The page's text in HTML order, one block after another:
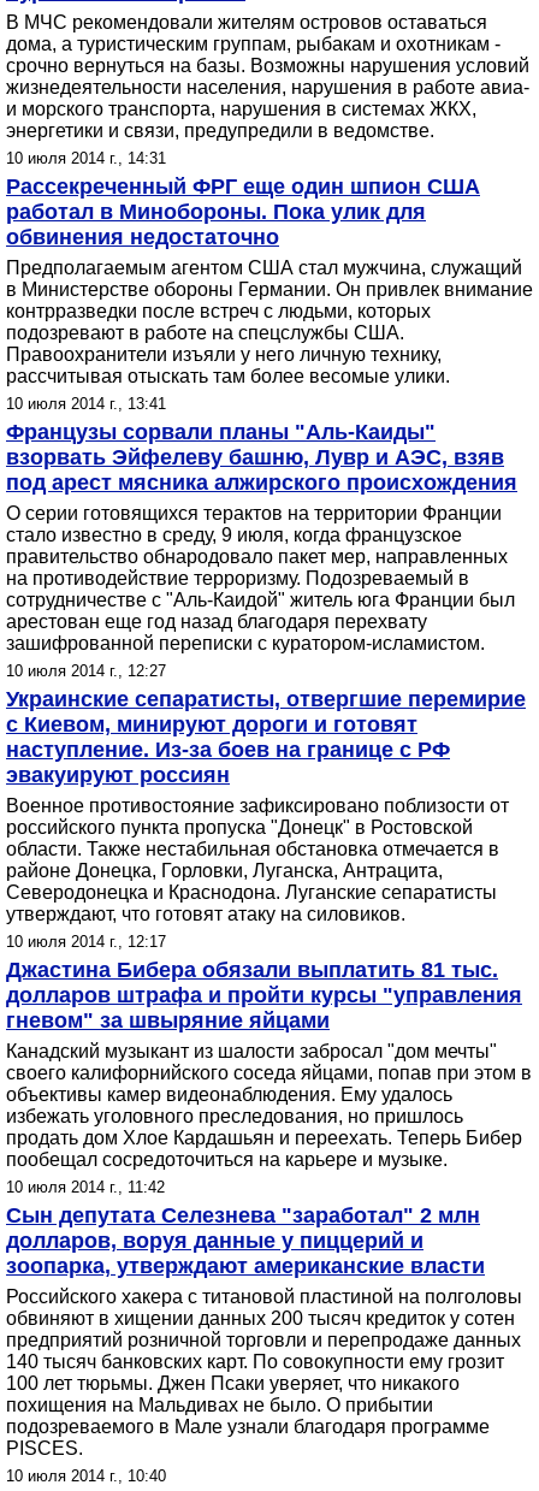
В МЧС рекомендовали жителям островов оставаться
дома, а туристическим группам, рыбакам и охотникам -
срочно вернуться на базы. Возможны нарушения условий
жизнедеятельности населения, нарушения в работе авиа-
и морского транспорта, нарушения в системах ЖКХ,
энергетики и связи, предупредили в ведомстве.
10 июля 2014 г., 14:31
Рассекреченный ФРГ еще один шпион США
работал в Минобороны. Пока улик для
обвинения недостаточно
Предполагаемым агентом США стал мужчина, служащий
в Министерстве обороны Германии. Он привлек внимание
контрразведки после встреч с людьми, которых
подозревают в работе на спецслужбы США.
Правоохранители изъяли у него личную технику,
рассчитывая отыскать там более весомые улики.
10 июля 2014 г., 13:41
Французы сорвали планы "Аль-Каиды"
взорвать Эйфелеву башню, Лувр и АЭС, взяв
под арест мясника алжирского происхождения
О серии готовящихся терактов на территории Франции
стало известно в среду, 9 июля, когда французское
правительство обнародовало пакет мер, направленных
на противодействие терроризму. Подозреваемый в
сотрудничестве с "Аль-Каидой" житель юга Франции был
арестован еще год назад благодаря перехвату
зашифрованной переписки с куратором-исламистом.
10 июля 2014 г., 12:27
Украинские сепаратисты, отвергшие перемирие
с Киевом, минируют дороги и готовят
наступление. Из-за боев на границе с РФ
эвакуируют россиян
Военное противостояние зафиксировано поблизости от
российского пункта пропуска "Донецк" в Ростовской
области. Также нестабильная обстановка отмечается в
районе Донецка, Горловки, Луганска, Антрацита,
Северодонецка и Краснодона. Луганские сепаратисты
утверждают, что готовят атаку на силовиков.
10 июля 2014 г., 12:17
Джастина Бибера обязали выплатить 81 тыс.
долларов штрафа и пройти курсы "управления
гневом" за швыряние яйцами
Канадский музыкант из шалости забросал "дом мечты"
своего калифорнийского соседа яйцами, попав при этом в
объективы камер видеонаблюдения. Ему удалось
избежать уголовного преследования, но пришлось
продать дом Хлое Кардашьян и переехать. Теперь Бибер
пообещал сосредоточиться на карьере и музыке.
10 июля 2014 г., 11:42
Сын депутата Селезнева "заработал" 2 млн
долларов, воруя данные у пиццерий и
зоопарка, утверждают американские власти
Российского хакера с титановой пластиной на полголовы
обвиняют в хищении данных 200 тысяч кредиток у сотен
предприятий розничной торговли и перепродаже данных
140 тысяч банковских карт. По совокупности ему грозит
100 лет тюрьмы. Джен Псаки уверяет, что никакого
похищения на Мальдивах не было. О прибытии
подозреваемого в Мале узнали благодаря программе
PISCES.
10 июля 2014 г., 10:40